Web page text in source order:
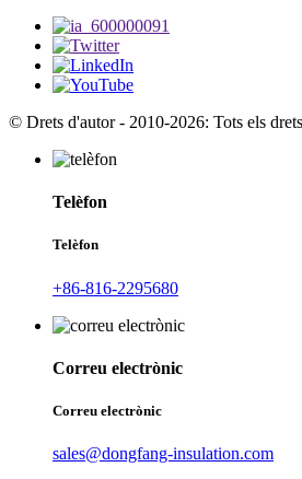
© Drets d'autor - 2010-2026: Tots els
Telèfon
Telèfon
+86-816-2295680
Correu electrònic
Correu electrònic
sales@dongfang-insulation.com